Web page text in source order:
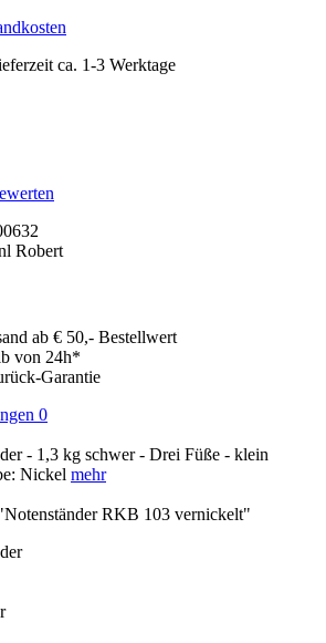
ca. 1-3 Werktage
Robert
ab € 50,- Bestellwert
von 24h*
Garantie
0
- 1,3 kg schwer - Drei Füße - klein
Nickel mehr
RKB 103 vernickelt"